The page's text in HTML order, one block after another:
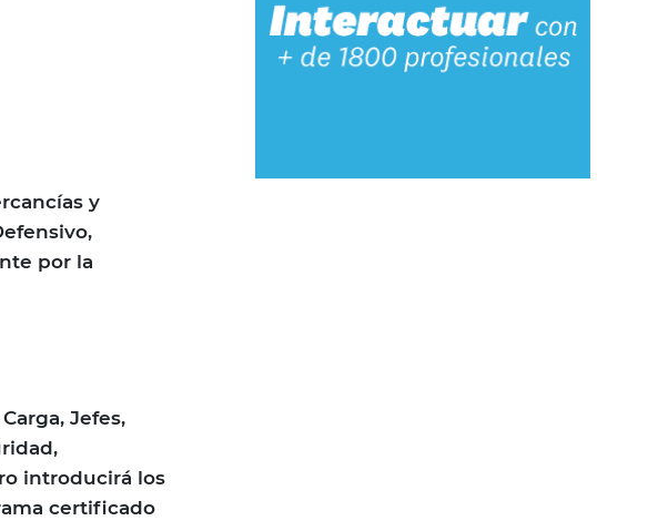
y
por la
Jefes,
introducirá los
certificado